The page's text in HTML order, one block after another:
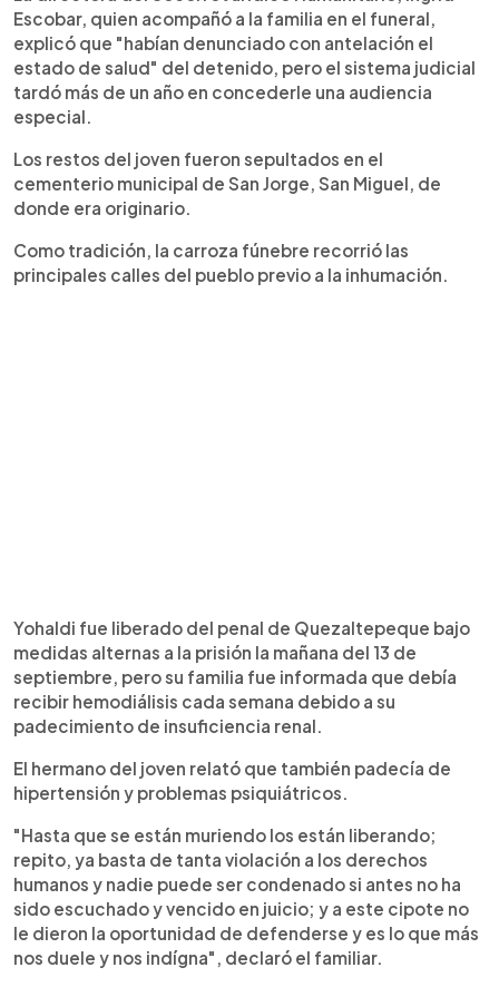
Escobar, quien acompañó a la familia en el funeral,
explicó que "habían denunciado con antelación el
estado de salud" del detenido, pero el sistema judicial
tardó más de un año en concederle una audiencia
especial.
Los restos del joven fueron sepultados en el
cementerio municipal de San Jorge, San Miguel, de
donde era originario.
Como tradición, la carroza fúnebre recorrió las
principales calles del pueblo previo a la inhumación.
Yohaldi fue liberado del penal de Quezaltepeque bajo
medidas alternas a la prisión la mañana del 13 de
septiembre, pero su familia fue informada que debía
recibir hemodiálisis cada semana debido a su
padecimiento de insuficiencia renal.
El hermano del joven relató que también padecía de
hipertensión y problemas psiquiátricos.
"Hasta que se están muriendo los están liberando;
repito, ya basta de tanta violación a los derechos
humanos y nadie puede ser condenado si antes no ha
sido escuchado y vencido en juicio; y a este cipote no
le dieron la oportunidad de defenderse y es lo que más
nos duele y nos indígna", declaró el familiar.